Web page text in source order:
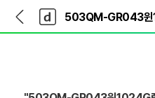
다
나
와
가
다
와